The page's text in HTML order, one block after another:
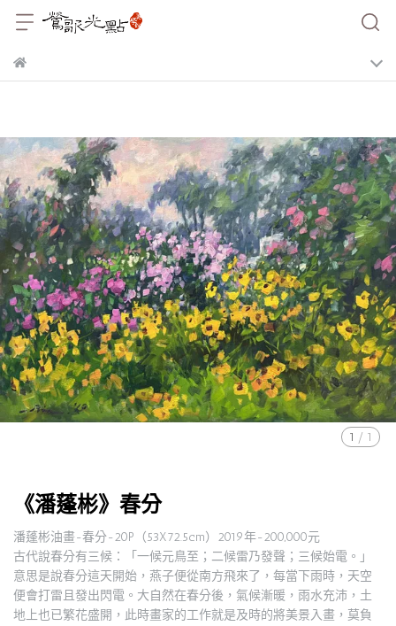
1 / 1
《潘蓬彬》春分
潘蓬彬油畫-春分-20P（53X72.5cm）2019年-200,000元
古代說春分有三候：「一候元鳥至；二候雷乃發聲；三候始電。」
意思是說春分這天開始，燕子便從南方飛來了，每當下雨時，天空
便會打雷且發出閃電。大自然在春分後，氣候漸暖，雨水充沛，土
地上也已繁花盛開，此時畫家的工作就是及時的將美景入畫，莫負